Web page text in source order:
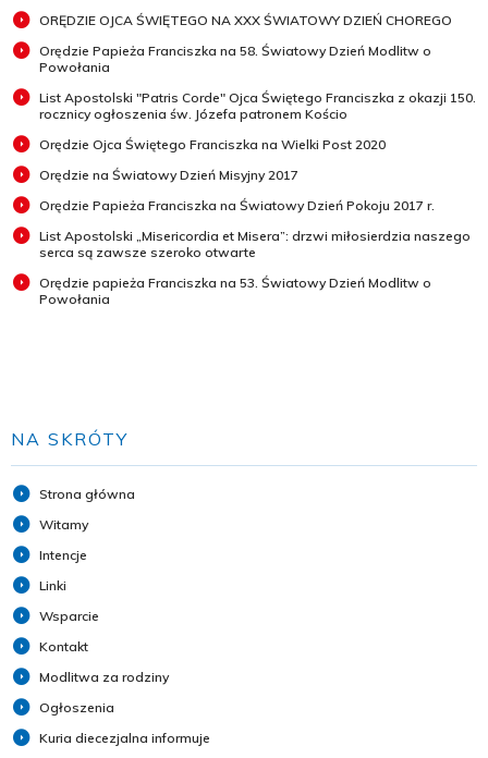
ORĘDZIE OJCA ŚWIĘTEGO NA XXX ŚWIATOWY DZIEŃ CHOREGO
Orędzie Papieża Franciszka na 58. Światowy Dzień Modlitw o
Powołania
List Apostolski "Patris Corde" Ojca Świętego Franciszka z okazji 150.
rocznicy ogłoszenia św. Józefa patronem Kościo
Orędzie Ojca Świętego Franciszka na Wielki Post 2020
Orędzie na Światowy Dzień Misyjny 2017
Orędzie Papieża Franciszka na Światowy Dzień Pokoju 2017 r.
List Apostolski „Misericordia et Misera”: drzwi miłosierdzia naszego
serca są zawsze szeroko otwarte
Orędzie papieża Franciszka na 53. Światowy Dzień Modlitw o
Powołania
NA SKRÓTY
Strona główna
Witamy
Intencje
Linki
Wsparcie
Kontakt
Modlitwa za rodziny
Ogłoszenia
Kuria diecezjalna informuje